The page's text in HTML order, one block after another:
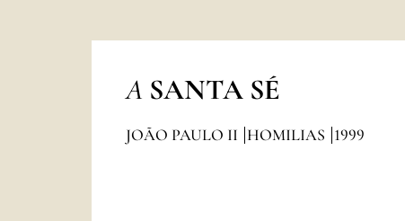
A SANTA SÉ
JOÃO PAULO II HOMILIAS 1999